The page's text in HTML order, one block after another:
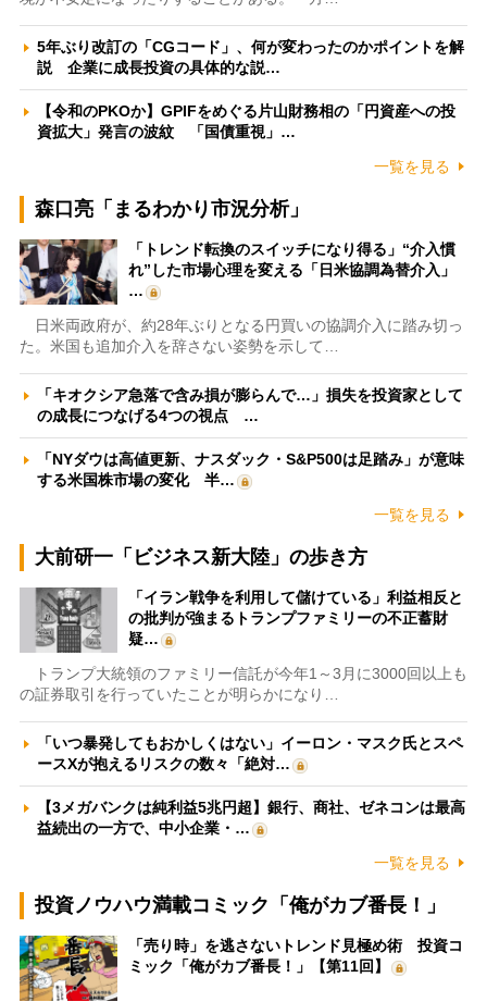
5年ぶり改訂の「CGコード」、何が変わったのかポイントを解
説 企業に成長投資の具体的な説…
【令和のPKOか】GPIFをめぐる片山財務相の「円資産への投
資拡大」発言の波紋 「国債重視」…
一覧を見る
森口亮「まるわかり市況分析」
「トレンド転換のスイッチになり得る」“介入慣
れ”した市場心理を変える「日米協調為替介入」
…
日米両政府が、約28年ぶりとなる円買いの協調介入に踏み切っ
た。米国も追加介入を辞さない姿勢を示して…
「キオクシア急落で含み損が膨らんで…」損失を投資家として
の成長につなげる4つの視点 …
「NYダウは高値更新、ナスダック・S&P500は足踏み」が意味
する米国株市場の変化 半…
一覧を見る
大前研一「ビジネス新大陸」の歩き方
「イラン戦争を利用して儲けている」利益相反と
の批判が強まるトランプファミリーの不正蓄財
疑…
トランプ大統領のファミリー信託が今年1～3月に3000回以上も
の証券取引を行っていたことが明らかになり…
「いつ暴発してもおかしくはない」イーロン・マスク氏とスペ
ースXが抱えるリスクの数々「絶対…
【3メガバンクは純利益5兆円超】銀行、商社、ゼネコンは最高
益続出の一方で、中小企業・…
一覧を見る
投資ノウハウ満載コミック「俺がカブ番長！」
「売り時」を逃さないトレンド見極め術 投資コ
ミック「俺がカブ番長！」【第11回】